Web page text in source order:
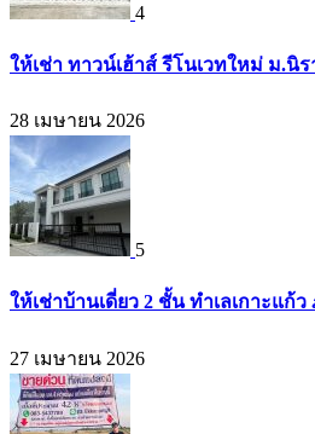
4
ให้เช่า ทาวน์เฮ้าส์ รีโนเวทใหม่ ม.นิ
28 เมษายน 2026
5
ให้เช่าบ้านเดี่ยว 2 ชั้น ทำเลเกาะแก้
27 เมษายน 2026